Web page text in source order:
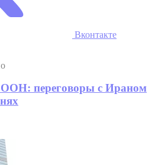
Вконтакте
переговоры с Ираном